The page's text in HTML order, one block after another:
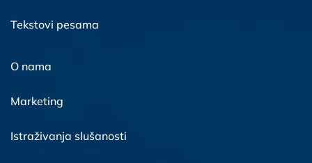
Tekstovi pesama
O nama
Marketing
Istraživanja slušanosti